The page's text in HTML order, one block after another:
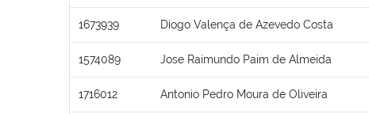
1673939 Diogo Valença de Azevedo Costa
1574089 Jose Raimundo Paim de Almeida
1716012 Antonio Pedro Moura de Oliveira